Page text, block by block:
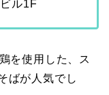
ル1F
を使用した、ス
ばが人気でし